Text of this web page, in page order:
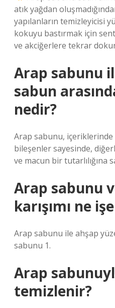
atık yağdan
yapılanların temizleyicisi
kokuyu bastırmak için
ve akciğerlere tekrar
Arap sabunu
sabun
nedir?
Arap sabunu,
bileşenler sayesinde,
ve macun bir tutarlılığına
Arap sabunu
karışımı ne
Arap sabunu ile ahşap
sabunu 1.
Arap
temizlenir?